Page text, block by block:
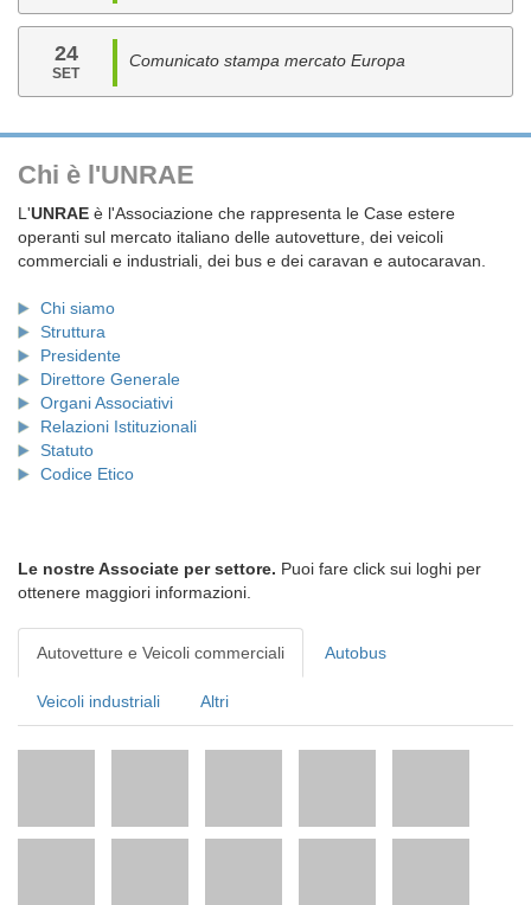
24
SET
Comunicato stampa mercato Europa
Chi è l'UNRAE
L'UNRAE è l'Associazione che rappresenta le Case estere
operanti sul mercato italiano delle autovetture, dei veicoli
commerciali e industriali, dei bus e dei caravan e autocaravan.
Chi siamo
Struttura
Presidente
Direttore Generale
Organi Associativi
Relazioni Istituzionali
Statuto
Codice Etico
Le nostre Associate per settore. Puoi fare click sui loghi per
ottenere maggiori informazioni.
Autovetture e Veicoli commerciali Autobus
Veicoli industriali Altri